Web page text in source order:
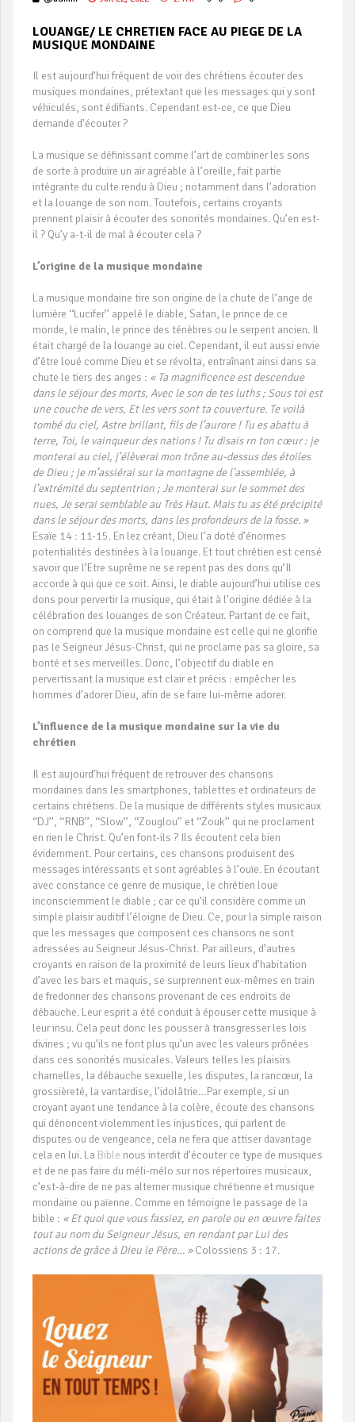
LOUANGE/ LE CHRETIEN FACE AU PIEGE DE LA
MUSIQUE MONDAINE
Il est aujourd’hui fréquent de voir des chrétiens écouter des
musiques mondaines, prétextant que les messages qui y sont
véhiculés, sont édifiants. Cependant est-ce, ce que Dieu
demande d’écouter ?
La musique se définissant comme l’art de combiner les sons
de sorte à produire un air agréable à l’oreille, fait partie
intégrante du culte rendu à Dieu ; notamment dans l’adoration
et la louange de son nom. Toutefois, certains croyants
prennent plaisir à écouter des sonorités mondaines. Qu’en est-
il ? Qu’y a-t-il de mal à écouter cela ?
L’origine de la musique mondaine
La musique mondaine tire son origine de la chute de l’ange de
lumière ‘‘Lucifer’’ appelé le diable, Satan, le prince de ce
monde, le malin, le prince des ténèbres ou le serpent ancien. Il
était chargé de la louange au ciel. Cependant, il eut aussi envie
d’être loué comme Dieu et se révolta, entraînant ainsi dans sa
chute le tiers des anges : « Ta magnificence est descendue
dans le séjour des morts, Avec le son de tes luths ; Sous toi est
une couche de vers, Et les vers sont ta couverture. Te voilà
tombé du ciel, Astre brillant, fils de l’aurore ! Tu es abattu à
terre, Toi, le vainqueur des nations ! Tu disais rn ton cœur : je
monterai au ciel, j’élèverai mon trône au-dessus des étoiles
de Dieu ; je m’assiérai sur la montagne de l’assemblée, à
l’extrémité du septentrion ; Je monterai sur le sommet des
nues, Je serai semblable au Très Haut. Mais tu as été précipité
dans le séjour des morts, dans les profondeurs de la fosse. »
Esaïe 14 : 11-15. En lez créant, Dieu l’a doté d’énormes
potentialités destinées à la louange. Et tout chrétien est censé
savoir que l’Etre suprême ne se repent pas des dons qu’Il
accorde à qui que ce soit. Ainsi, le diable aujourd’hui utilise ces
dons pour pervertir la musique, qui était à l’origine dédiée à la
célébration des louanges de son Créateur. Partant de ce fait,
on comprend que la musique mondaine est celle qui ne glorifie
pas le Seigneur Jésus-Christ, qui ne proclame pas sa gloire, sa
bonté et ses merveilles. Donc, l’objectif du diable en
pervertissant la musique est clair et précis : empêcher les
hommes d’adorer Dieu, afin de se faire lui-même adorer.
L’influence de la musique mondaine sur la vie du
chrétien
Il est aujourd’hui fréquent de retrouver des chansons
mondaines dans les smartphones, tablettes et ordinateurs de
certains chrétiens. De la musique de différents styles musicaux
‘‘DJ’’, ‘‘RNB’’, ‘‘Slow’’, ‘‘Zouglou’’ et ‘‘Zouk’’ qui ne proclament
en rien le Christ. Qu’en font-ils ? Ils écoutent cela bien
évidemment. Pour certains, ces chansons produisent des
messages intéressants et sont agréables à l’ouïe. En écoutant
avec constance ce genre de musique, le chrétien loue
inconsciemment le diable ; car ce qu’il considère comme un
simple plaisir auditif l’éloigne de Dieu. Ce, pour la simple raison
que les messages que composent ces chansons ne sont
adressées au Seigneur Jésus-Christ. Par ailleurs, d’autres
croyants en raison de la proximité de leurs lieux d’habitation
d’avec les bars et maquis, se surprennent eux-mêmes en train
de fredonner des chansons provenant de ces endroits de
débauche. Leur esprit a été conduit à épouser cette musique à
leur insu. Cela peut donc les pousser à transgresser les lois
divines ; vu qu’ils ne font plus qu’un avec les valeurs prônées
dans ces sonorités musicales. Valeurs telles les plaisirs
charnelles, la débauche sexuelle, les disputes, la rancœur, la
grossièreté, la vantardise, l’idolâtrie…Par exemple, si un
croyant ayant une tendance à la colère, écoute des chansons
qui dénoncent violemment les injustices, qui parlent de
disputes ou de vengeance, cela ne fera que attiser davantage
cela en lui. La Bible nous interdit d’écouter ce type de musiques
et de ne pas faire du méli-mélo sur nos répertoires musicaux,
c’est-à-dire de ne pas alterner musique chrétienne et musique
mondaine ou païenne. Comme en témoigne le passage de la
bible : « Et quoi que vous fassiez, en parole ou en œuvre faites
tout au nom du Seigneur Jésus, en rendant par Lui des
actions de grâce à Dieu le Père… »Colossiens 3 : 17.